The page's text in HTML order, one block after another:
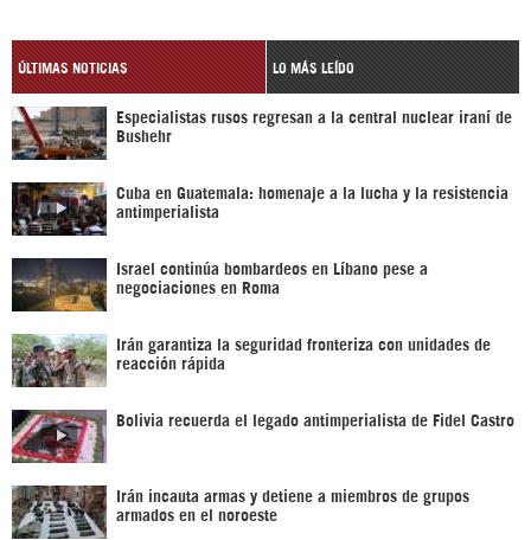
ÚLTIMAS NOTICIAS LO MÁS LEÍDO
Especialistas rusos regresan a la central nuclear iraní de
Bushehr
Cuba en Guatemala: homenaje a la lucha y la resistencia
antimperialista
Israel continúa bombardeos en Líbano pese a
negociaciones en Roma
Irán garantiza la seguridad fronteriza con unidades de
reacción rápida
Bolivia recuerda el legado antimperialista de Fidel Castro
Irán incauta armas y detiene a miembros de grupos
armados en el noroeste